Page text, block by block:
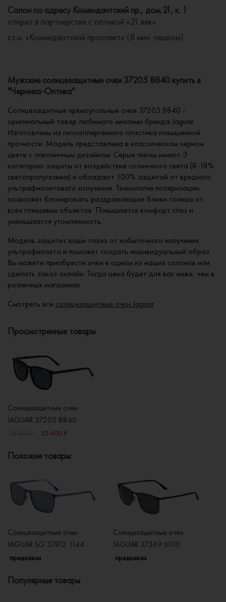
Салон по адресу Комендантский пр., дом 21, к. 1
открыт в партнерстве с оптикой «21 век»
ст.м. «Комендантский проспект» (8 мин. пешком)
Мужские солнцезащитные очки 37205 8840 купить в
"Черника-Оптика"
Солнцезащитные прямоугольные очки 37205 8840 -
оригинальный товар любимого многими бренда Jaguar.
Изготовлены из гипоаллергенного пластика повышенной
прочности. Модель представлена в классическом черном
цвете с лаконичным дизайном. Серые линзы имеют 3
категорию защиты от воздействия солнечного света (8-18%
светопропускания) и обладают 100% защитой от вредного
ультрафиолетового излучения. Технология поляризации
позволяет блокировать раздражающие блики солнца от
всех глянцевых объектов. Повышается комфорт глаз и
уменьшается утомляемость.
Модель защитит ваши глаза от избыточного излучения
ультрафиолета и поможет создать индивидуальный образ.
Вы можете приобрести очки в одном из наших салонов или
сделать заказ онлайн. Тогда цена будет для вас ниже, чем в
розничных магазинах.
Смотреть все солнцезащитные очки Jaguar
Просмотренные товары
Солнцезащитные очки
JAGUAR 37205 8840
22 400 ₽
Похожие товары:
Солнцезащитные очки
JAGUAR SG 37812 1144
предзаказ
Солнцезащитные очки
JAGUAR 37369 6100
предзаказ
Популярные товары